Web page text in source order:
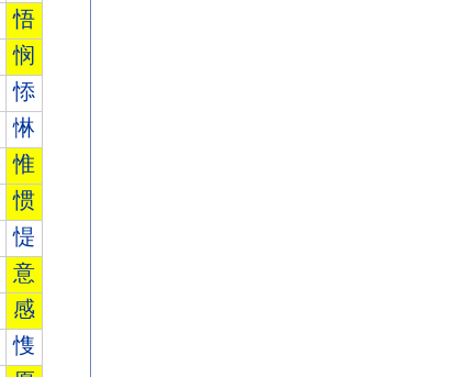
悟
悯
悿
惏
惟
惯
惿
意
感
愯